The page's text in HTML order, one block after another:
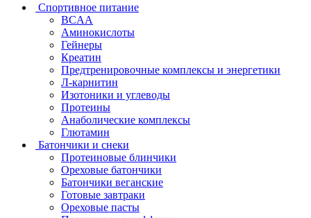
Спортивное питание
BCAA
Аминокислоты
Гейнеры
Креатин
Предтренировочные комплексы и энергетики
Л-карнитин
Изотоники и углеводы
Протеины
Анаболические комплексы
Глютамин
Батончики и снеки
Протеиновые блинчики
Ореховые батончики
Батончики веганские
Готовые завтраки
Ореховые пасты